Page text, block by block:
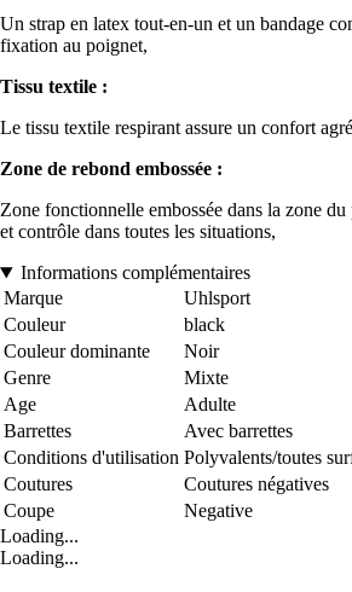
Un strap en latex tout-en-un et un bandage
fixation au poignet,
Tissu textile :
Le tissu textile respirant assure un confort
Zone de rebond embossée :
Zone fonctionnelle embossée dans la zone
et contrôle dans toutes les situations,
Informations complémentaires
Marque
Uhlsport
Couleur
black
Couleur dominante
Noir
Genre
Mixte
Age
Adulte
Barrettes
Avec barrettes
Conditions d'utilisation Polyvalents/toutes
Coutures
Coutures négatives
Coupe
Negative
Loading...
Loading...